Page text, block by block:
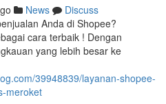
News
Discuss
Anda di Shopee?
cara terbaik ! Dengan
yang lebih besar ke
39948839/layanan-shopee-
meroket